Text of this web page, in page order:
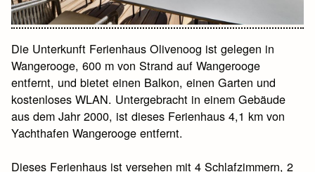
Die Unterkunft Ferienhaus Olivenoog ist gelegen in
Wangerooge, 600 m von Strand auf Wangerooge
entfernt, und bietet einen Balkon, einen Garten und
kostenloses WLAN. Untergebracht in einem Gebäude
aus dem Jahr 2000, ist dieses Ferienhaus 4,1 km von
Yachthafen Wangerooge entfernt.
Dieses Ferienhaus ist versehen mit 4 Schlafzimmern, 2